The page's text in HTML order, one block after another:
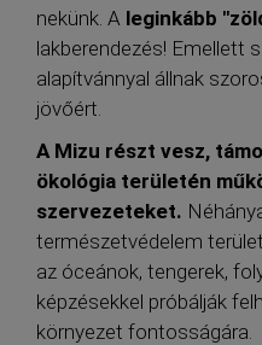
nekünk. A leginkább
lakberendezés! Emellett
alapítvánnyal állnak
jövőért.
A Mizu részt vesz,
ökológia területén
szervezeteket.
természetvédelem
az óceánok, tengerek,
képzésekkel próbálják
környezet fontosságára.